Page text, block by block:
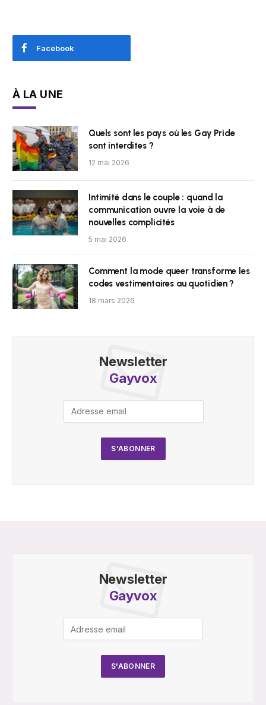
Facebook
À LA UNE
Quels sont les pays où les Gay Pride
sont interdites ?
12 mai 2026
Intimité dans le couple : quand la
communication ouvre la voie à de
nouvelles complicités
5 mai 2026
Comment la mode queer transforme les
codes vestimentaires au quotidien ?
18 mars 2026
Newsletter
Gayvox
Newsletter
Gayvox